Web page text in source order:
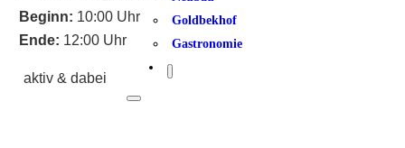
Goldbekhof
Gastronomie
Beginn: 10:00 Uhr
Ende: 12:00 Uhr
aktiv & dabei